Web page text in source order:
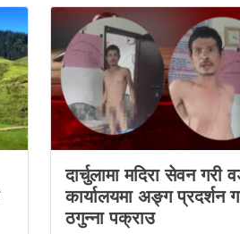
दार्चुलामा मदिरा सेवन गरी
कार्यालयमा अङ्ग प्रदर्शन
ठगुन्ना पक्राउ